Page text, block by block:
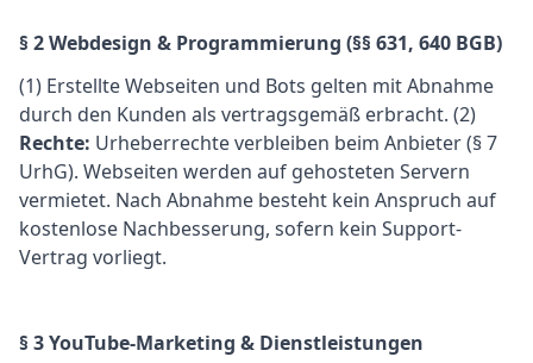
§ 2 Webdesign & Programmierung (§§ 631, 640 BGB)
(1) Erstellte Webseiten und Bots gelten mit Abnahme
durch den Kunden als vertragsgemäß erbracht. (2)
Rechte: Urheberrechte verbleiben beim Anbieter (§ 7
UrhG). Webseiten werden auf gehosteten Servern
vermietet. Nach Abnahme besteht kein Anspruch auf
kostenlose Nachbesserung, sofern kein Support-
Vertrag vorliegt.
§ 3 YouTube-Marketing & Dienstleistungen